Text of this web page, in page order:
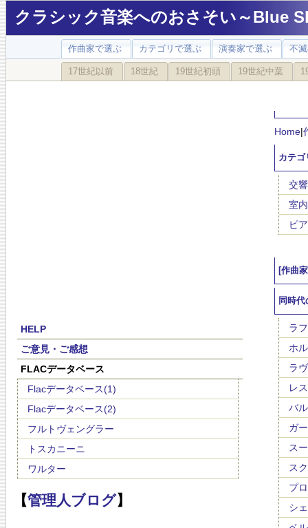
クラシック音楽へのおさそい～Blue
作曲家で選ぶ カテゴリで選ぶ 演奏家で選ぶ 不
17世紀以前 18世紀 19世紀初頭 19世紀中葉
HELP
ご意見・ご感想
FLACデータベース
Flacデータベース(1)
Flacデータベース(2)
フルトヴェングラー
トスカニーニ
ワルター
【管理人ブログ】
Home|
カテゴ
交
室
ピ
[作曲
同時
ラ
ホ
ラ
レ
バ
ガ
ス
ス
プ
シ